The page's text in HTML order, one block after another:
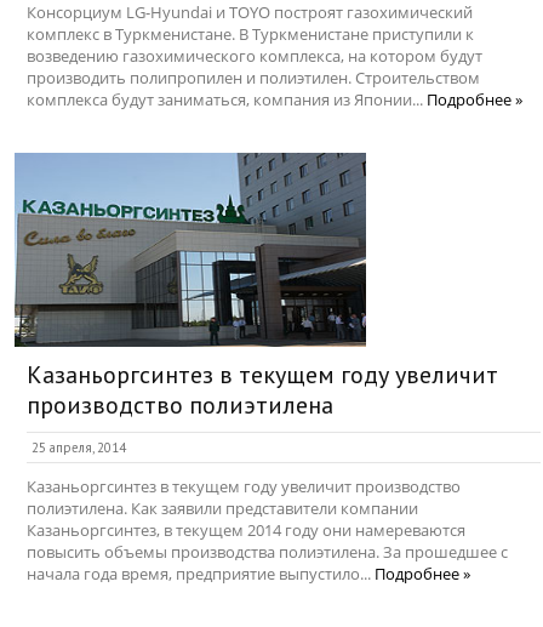
Консорциум LG-Hyundai и TOYO построят газохимический
комплекс в Туркменистане. В Туркменистане приступили к
возведению газохимического комплекса, на котором будут
производить полипропилен и полиэтилен. Строительством
комплекса будут заниматься, компания из Японии... Подробнее »
Казаньоргсинтез в текущем году увеличит
производство полиэтилена
25 апреля, 2014
Казаньоргсинтез в текущем году увеличит производство
полиэтилена. Как заявили представители компании
Казаньоргсинтез, в текущем 2014 году они намереваются
повысить объемы производства полиэтилена. За прошедшее с
начала года время, предприятие выпустило... Подробнее »